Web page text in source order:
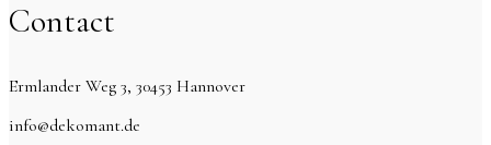
Contact
Ermlander Weg 3, 30453 Hannover
info@dekomant.de